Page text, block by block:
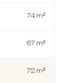
74 m²
67 m²
72 m²